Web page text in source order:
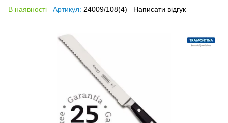
В наявності Артикул: 24009/108(4) Написати відгук